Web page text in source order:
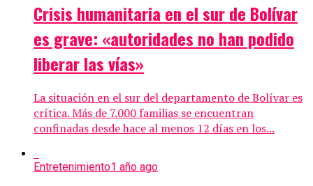
Crisis humanitaria en el sur de Bolívar
es grave: «autoridades no han podido
liberar las vías»
La situación en el sur del departamento de Bolívar es
crítica. Más de 7.000 familias se encuentran
confinadas desde hace al menos 12 días en los...
Entretenimiento1 año ago